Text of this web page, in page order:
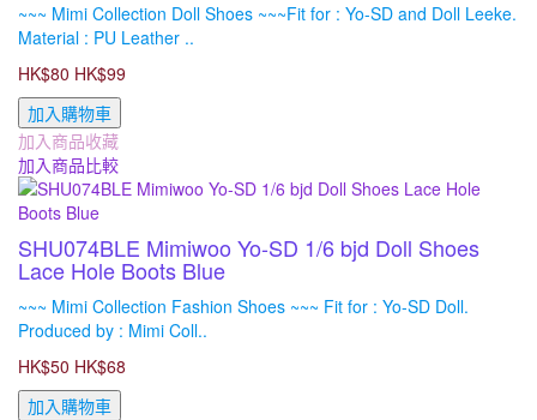
~~~ Mimi Collection Doll Shoes ~~~Fit for : Yo-SD and Doll Leeke.
Material : PU Leather ..
HK$80 HK$99
加入購物車
加入商品收藏
加入商品比較
SHU074BLE Mimiwoo Yo-SD 1/6 bjd Doll Shoes
Lace Hole Boots Blue
~~~ Mimi Collection Fashion Shoes ~~~ Fit for : Yo-SD Doll.
Produced by : Mimi Coll..
HK$50 HK$68
加入購物車